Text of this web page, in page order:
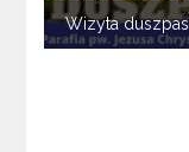
Wizyta